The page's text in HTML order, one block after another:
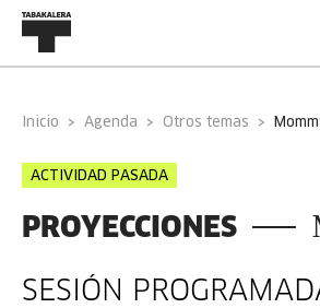
Inicio Agenda Otros temas
ACTIVIDAD PASADA
PROYECCIONES
SESIÓN